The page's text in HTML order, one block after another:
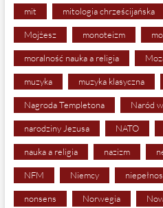
mit mitologia chrześcijańska
Mojżesz monoteizm
moralność nauka a religia
muzyka muzyka klasyczna
Nagroda Templetona Naród
narodziny Jezusa NATO
nauka a religia nazizm
NFM Niemcy
nonsens Norwegia